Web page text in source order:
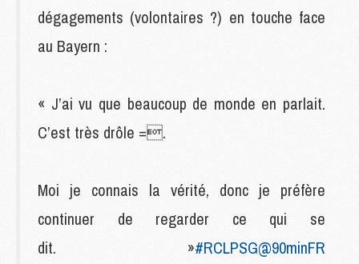
dégagements (volontaires ?) en touche face
au Bayern :
« J’ai vu que beaucoup de monde en parlait.
C’est très drôle =.
Moi je connais la vérité, donc je préfère
continuer de regarder ce qui se
dit. »#RCLPSG@90minFR